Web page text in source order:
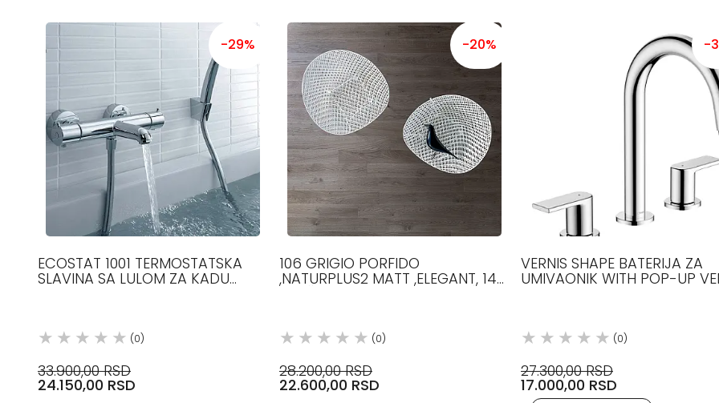
-29%
ECOSTAT 1001 TERMOSTATSKA
SLAVINA SA LULOM ZA KADU
(0)
33.900,00 RSD
24.150,00 RSD
-20%
106 GRIGIO PORFIDO
,NATURPLUS2 MATT ,ELEGANT, 140
(0)
28.200,00 RSD
22.600,00 RSD
-
VERNIS SHAPE BATERIJA ZA
UMIVAONIK WITH POP-UP
(0)
27.300,00 RSD
17.000,00 RSD